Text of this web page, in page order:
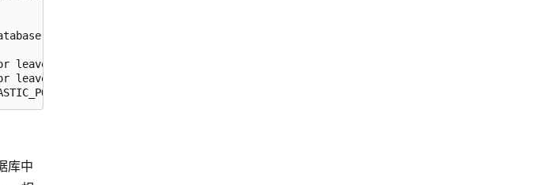
# WARNING: Please ensure that there is no existing
or leave it empty for AAD authentication]"
or leave it empty for AAD authentication]"
库中